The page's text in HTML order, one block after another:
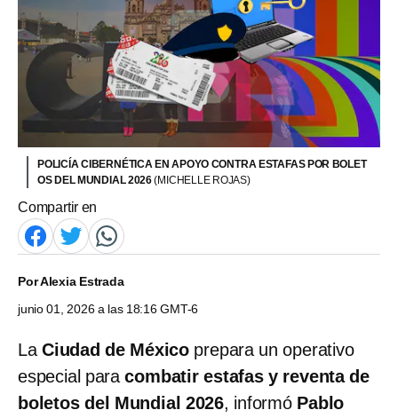
POLICÍA CIBERNÉTICA EN APOYO CONTRA ESTAFAS POR BOLET
OS DEL MUNDIAL 2026(MICHELLE ROJAS)
Compartir en
PorAlexia Estrada
junio 01, 2026 a las 18:16 GMT-6
La Ciudad de México prepara un operativo
especial paracombatir estafas y reventa de
boletos del Mundial 2026, informó Pablo